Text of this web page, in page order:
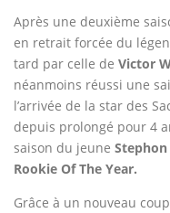
Après une deuxième
en retrait forcée du
tard par celle de Victor
néanmoins réussi une
l’arrivée de la star des
depuis prolongé pour 4
saison du jeune Stephon
Rookie Of The Year.
Grâce à un nouveau